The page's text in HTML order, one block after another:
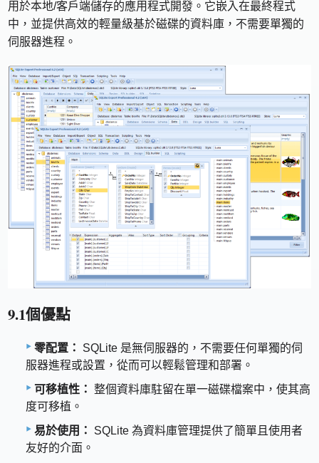
用於本地/客戶端儲存的應用程式開發。它嵌入在最終程式
中，並提供高效的輕量級基於磁碟的資料庫，不需要單獨的
伺服器進程。
9.1個優點
零配置：
SQLite 是無伺服器的，不需要任何單獨的伺
服器進程或設置，從而可以輕鬆管理和部署。
可移植性： 整個資料庫駐留在單一磁碟檔案中，使其高
度可移植。
易於使用：
SQLite 為資料庫管理提供了簡單且使用者
友好的介面。